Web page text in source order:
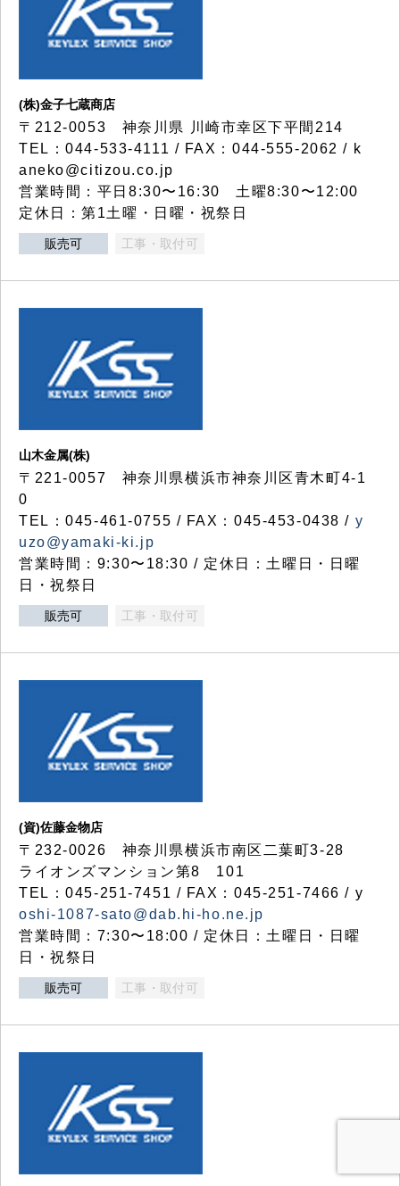
(株)金子七蔵商店
〒212-0053 神奈川県 川崎市幸区下平間214
TEL：044-533-4111 / FAX：044-555-2062 / k
aneko@citizou.co.jp
営業時間：平日8:30〜16:30 土曜8:30〜12:00
定休日：第1土曜・日曜・祝祭日
販売可 工事・取付可
山木金属(株)
〒221-0057 神奈川県横浜市神奈川区青木町4-1
0
TEL：045-461-0755 / FAX：045-453-0438 / y
uzo@yamaki-ki.jp
営業時間：9:30〜18:30 / 定休日：土曜日・日曜
日・祝祭日
販売可 工事・取付可
(資)佐藤金物店
〒232-0026 神奈川県横浜市南区二葉町3-28
ライオンズマンション第8 101
TEL：045-251-7451 / FAX：045-251-7466 / y
oshi-1087-sato@dab.hi-ho.ne.jp
営業時間：7:30〜18:00 / 定休日：土曜日・日曜
日・祝祭日
販売可 工事・取付可